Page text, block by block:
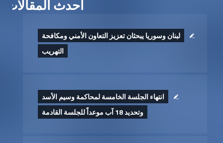
أحدث المقالات
لبنان وسوريا يبحثان تعزيز التعاون الأمني ومكافحة
التهريب
انتهاء الجلسة الخامسة لمحاكمة وسيم الأسد
وتحديد 18 آب موعداً للجلسة القادمة